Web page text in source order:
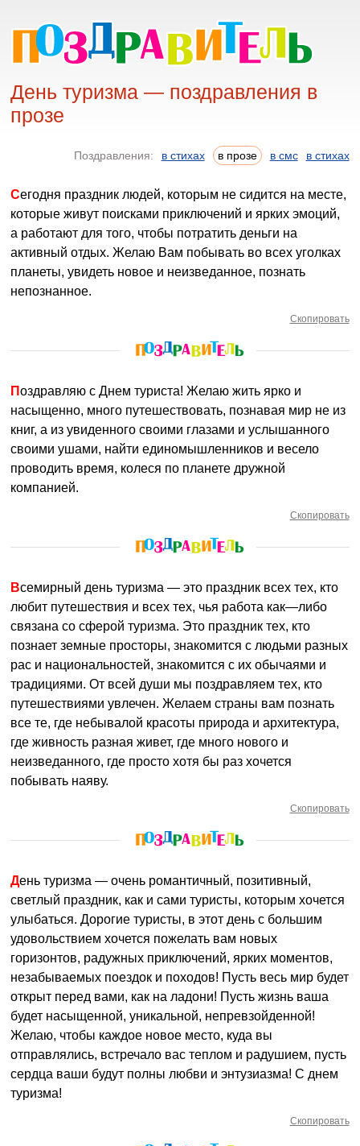
День туризма — поздравления в
прозе
Поздравления: в стихах в прозе в смс в стихах
Сегодня праздник людей, которым не сидится на месте,
которые живут поисками приключений и ярких эмоций,
а работают для того, чтобы потратить деньги на
активный отдых. Желаю Вам побывать во всех уголках
планеты, увидеть новое и неизведанное, познать
непознанное.
Скопировать
Поздравляю с Днем туриста! Желаю жить ярко и
насыщенно, много путешествовать, познавая мир не из
книг, а из увиденного своими глазами и услышанного
своими ушами, найти единомышленников и весело
проводить время, колеся по планете дружной
компанией.
Скопировать
Всемирный день туризма — это праздник всех тех, кто
любит путешествия и всех тех, чья работа как—либо
связана со сферой туризма. Это праздник тех, кто
познает земные просторы, знакомится с людьми разных
рас и национальностей, знакомится с их обычаями и
традициями. От всей души мы поздравляем тех, кто
путешествиями увлечен. Желаем страны вам познать
все те, где небывалой красоты природа и архитектура,
где живность разная живет, где много нового и
неизведанного, где просто хотя бы раз хочется
побывать наяву.
Скопировать
День туризма — очень романтичный, позитивный,
светлый праздник, как и сами туристы, которым хочется
улыбаться. Дорогие туристы, в этот день с большим
удовольствием хочется пожелать вам новых
горизонтов, радужных приключений, ярких моментов,
незабываемых поездок и походов! Пусть весь мир будет
открыт перед вами, как на ладони! Пусть жизнь ваша
будет насыщенной, уникальной, непревзойденной!
Желаю, чтобы каждое новое место, куда вы
отправлялись, встречало вас теплом и радушием, пусть
сердца ваши будут полны любви и энтузиазма! С днем
туризма!
Скопировать